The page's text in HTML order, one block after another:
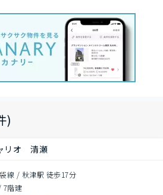
)
リオ 清瀬
線 / 秋津駅 徒歩17分
7階建